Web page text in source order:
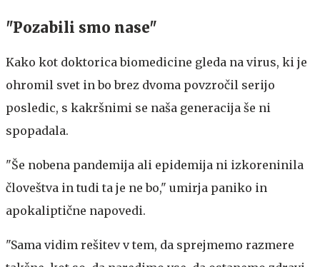
"Pozabili smo nase"
Kako kot doktorica biomedicine gleda na virus, ki je
ohromil svet in bo brez dvoma povzročil serijo
posledic, s kakršnimi se naša generacija še ni
spopadala.
"Še nobena pandemija ali epidemija ni izkoreninila
človeštva in tudi ta je ne bo," umirja paniko in
apokaliptične napovedi.
"Sama vidim rešitev v tem, da sprejmemo razmere